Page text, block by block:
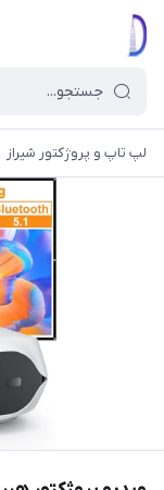
لپ تاپ و پروژکتور شیراز